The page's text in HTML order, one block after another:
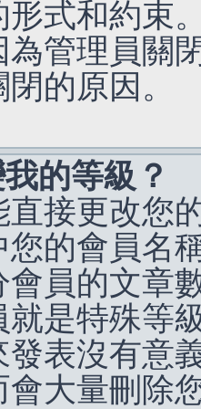
形式和約束
為管理員關
的原因。
的等級？
直接更改您
您的會員名
會員的文章
就是特殊等
發表沒有意
會大量刪除